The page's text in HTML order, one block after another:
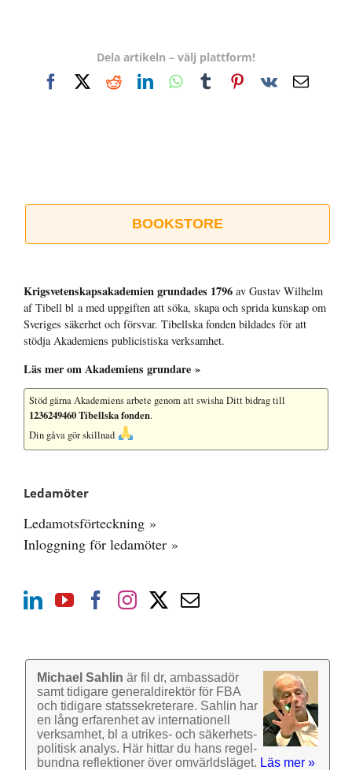
Dela artikeln – välj plattform!
FacebookRedditLinkedInWhatsApp
TumblrPinterest
Vk
E-
BOOKSTORE
Krigsvetenskap­sakademien grundades 1796 av Gustav Wilhelm
af Tibell bl a med uppgiften att söka, skapa och sprida kunskap om
Sveriges säkerhet och försvar. Tibellska fonden bildades för att
stödja Akademiens publicistiska verksamhet.
Läs mer om Akademiens grundare »
Stöd gärna Akademiens arbete genom att swisha Ditt bidrag till
1236249460 Tibellska fonden.
Din gåva gör skillnad
Ledamöter
Ledamotsförteckning »
Inloggning för ledamöter »
Michael Sahlin är fil dr, ambassadör
samt tidigare general­direktör för FBA
och tidigare stats­sekre­terare. Sahlin har
en lång erfarenhet av inter­nationell
verk­samhet, bl a utrikes- och säkerhets­
politisk analys. Här hittar du hans regel­
bundna reflek­tioner över omvärlds­läget. Läs mer »